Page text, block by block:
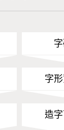
字
造